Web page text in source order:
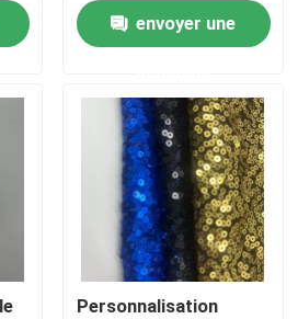
en coton
envoyer une
Personnalisation